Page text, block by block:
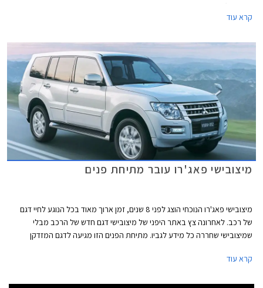
המרכזי ברכב. בשלב זה לא ברור האם מדובר במתיחת פנים נוספת לדגם
קרא עוד
מיצובישי פאג'רו עובר מתיחת פנים
מיצובישי פאג'רו הנוכחי הוצג לפני 8 שנים, זמן ארוך מאוד בכל הנוגע לחיי דגם
של רכב. לאחרונה צץ באתר היפני של מיצובישי דגם חדש של הרכב מבלי
שמיצובישי שחררה כל מידע לגביו. מתיחת הפנים הזו מגיעה לדגם המזדקן
מציגה מיצובישי רק את הדגם היפני, אך הדגם האירופאי יוצג ככל הנראה כבר
קרא עוד